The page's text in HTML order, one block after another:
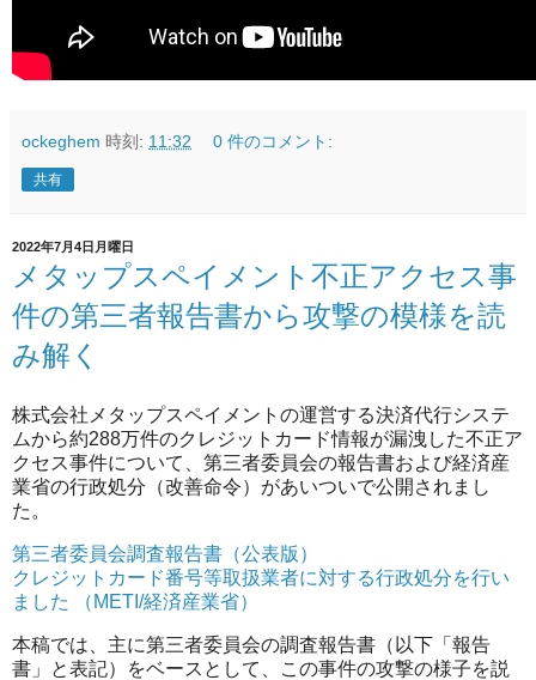
ockeghem 時刻: 11:32 0 件のコメント:
共有
2022年7月4日月曜日
メタップスペイメント不正アクセス事
件の第三者報告書から攻撃の模様を読
み解く
株式会社メタップスペイメントの運営する決済代行システ
ムから約288万件のクレジットカード情報が漏洩した不正ア
クセス事件について、第三者委員会の報告書および経済産
業省の行政処分（改善命令）があいついで公開されまし
た。
第三者委員会調査報告書（公表版）
クレジットカード番号等取扱業者に対する行政処分を行い
ました （METI/経済産業省）
本稿では、主に第三者委員会の調査報告書（以下「報告
書」と表記）をベースとして、この事件の攻撃の様子を説